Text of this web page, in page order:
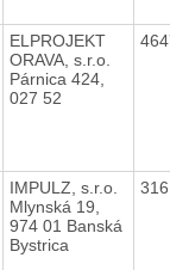
ELPROJEKT
ORAVA, s.r.o.
Párnica 424,
027 52
IMPULZ, s.r.o.
Mlynská 19,
974 01 Banská
Bystrica